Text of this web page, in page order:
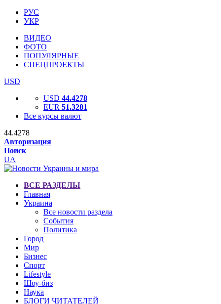
РУС
УКР
ВИДЕО
ФОТО
ПОПУЛЯРНЫЕ
СПЕЦПРОЕКТЫ
USD
USD 44.4278
EUR 51.3281
Все курсы валют
44.4278
Авторизация
Поиск
UA
ВСЕ РАЗДЕЛЫ
Главная
Украина
Все новости раздела
События
Политика
Город
Мир
Бизнес
Спорт
Lifestyle
Шоу-биз
Наука
БЛОГИ ЧИТАТЕЛЕЙ